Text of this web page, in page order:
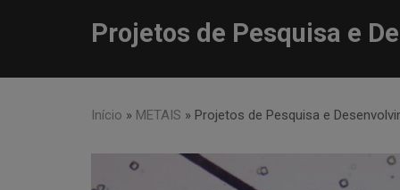
Projetos de Pesquisa e
Início » METAIS » Projetos de Pesquisa e